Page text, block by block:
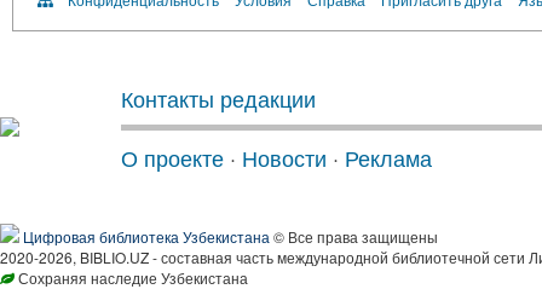
Контакты редакции
О проекте · Новости · Реклама
Цифровая библиотека Узбекистана © Все права защищены
2020-2026, BIBLIO.UZ - составная часть международной библиотечной сети
Сохраняя наследие Узбекистана